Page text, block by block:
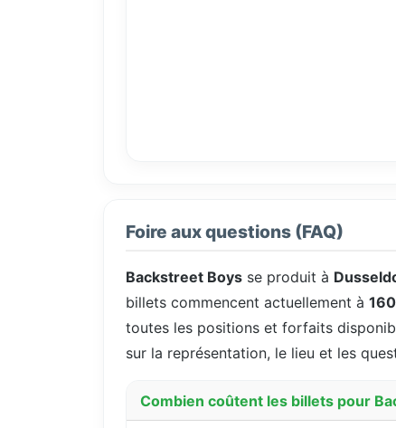
Foire aux questions (FAQ)
Backstreet Boys se produit à
billets commencent actuellement à
toutes les positions et forfaits
sur la représentation, le lieu et les
Combien coûtent les billets pour